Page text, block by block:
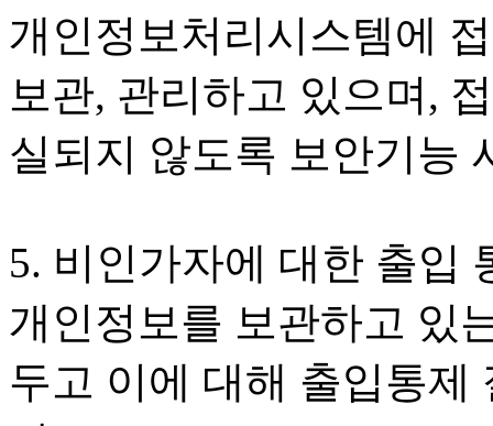
개인정보처리시스템에
보관, 관리하고 있으며,
실되지 않도록 보안기능
5. 비인가자에 대한 출입
개인정보를 보관하고 있
두고 이에 대해 출입통제